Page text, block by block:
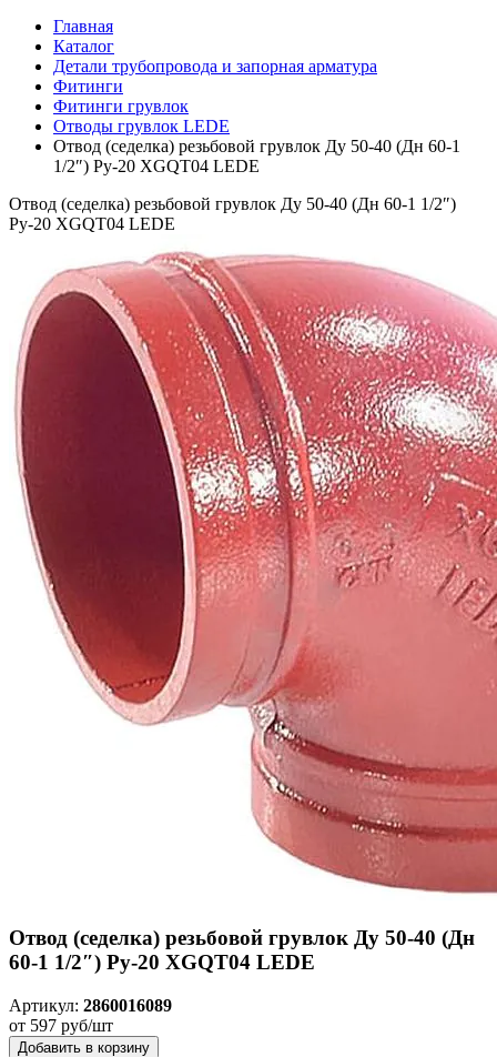
Главная
Каталог
Детали трубопровода и запорная арматура
Фитинги
Фитинги грувлок
Отводы грувлок LEDE
Отвод (седелка) резьбовой грувлок Ду 50-40 (Дн 60-1
1/2″) Ру-20 XGQT04 LEDE
Отвод (седелка) резьбовой грувлок Ду 50-40 (Дн 60-1 1/2″)
Ру-20 XGQT04 LEDE
Отвод (седелка) резьбовой грувлок Ду 50-40 (Дн
60-1 1/2″) Ру-20 XGQT04 LEDE
Артикул: 2860016089
от 597 руб/шт
Добавить в корзину